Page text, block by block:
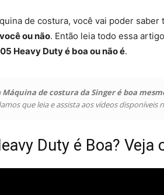
de costura, você vai poder saber
ou não. Então leia todo essa
Heavy Duty é boa ou não é.
Máquina de costura da Singer é boa
que leia e assista aos vídeos disponíveis
Duty é Boa? Veja